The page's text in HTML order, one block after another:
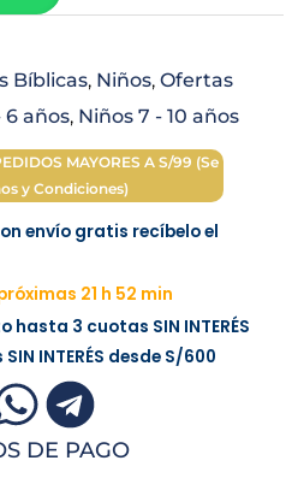
Bíblicas, Niños, Ofertas
6 años, Niños 7 - 10 años
MAYORES A S/99 (Se
y Condiciones)
envío gratis recíbelo el
21 h 52 min
hasta 3 cuotas SIN INTERÉS
SIN INTERÉS desde S/600
DE PAGO